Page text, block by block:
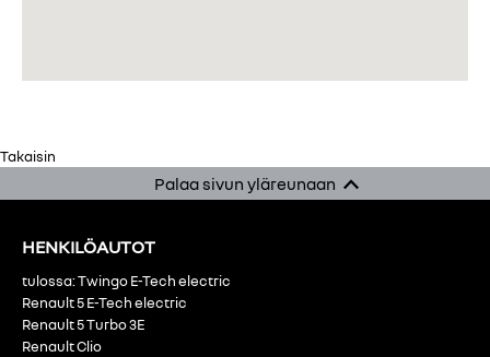
Takaisin
Palaa sivun yläreunaan
HENKILÖAUTOT
tulossa: Twingo E-Tech electric
Renault 5 E-Tech electric
Renault 5 Turbo 3E
Renault Clio